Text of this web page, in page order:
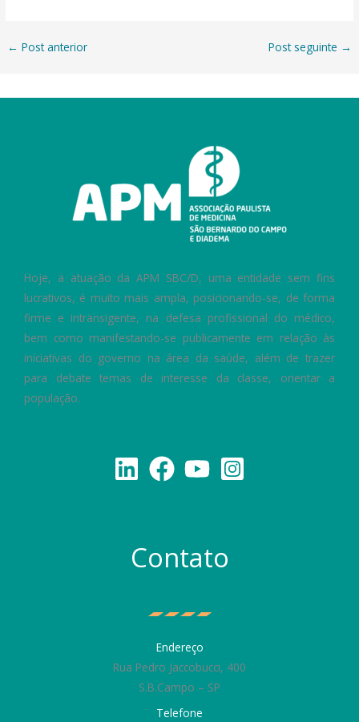
← Post anterior Post seguinte →
Hoje, a atuação da APM SBC/D, uma entidade sem fins
lucrativos, é muito mais ampla, posicionando-se, de forma
firme e intransigente, na defesa profissional do médico,
bem como manifestando-se publicamente em relação às
iniciativas do governo na área da saúde, além de trazer
para debate temas de interesse da classe, orientar a
população.
Contato
Endereço
Rua Pedro Jaccobucci, 400
S.B.Campo – SP
Telefone